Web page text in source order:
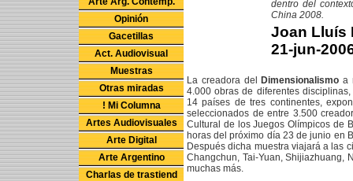
Opinión
Gacetillas
Act. Audiovisual
Muestras
Otras miradas
! Mi Columna
Artes Audiovisuales
Arte Digital
Arte Argentino
Charlas de trastiend
dentro del
China 2008.
Joan Lluís
21-jun-
La creadora del Dimensionalismo a
4.000 obras de diferentes
14 países de tres continentes,
seleccionados de entre 3.500
Cultural de los Juegos Olímpicos de
horas del próximo día 23 de junio en
Después dicha muestra viajará a las
Changchun, Tai-Yuan, Shijiazhuang,
muchas más.